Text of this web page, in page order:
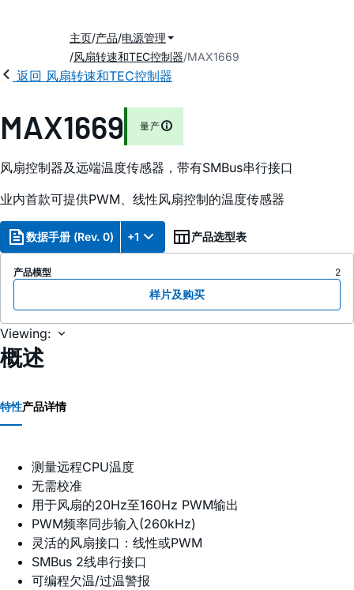
主页 产品 电源管理
风扇转速和TEC控制器 MAX1669
返回 风扇转速和TEC控制器
MAX1669 量产
风扇控制器及远端温度传感器，带有SMBus串行接口
业内首款可提供PWM、线性风扇控制的温度传感器
数据手册 (Rev. 0) +1 产品选型表
产品模型 2
样片及购买
Viewing:
概述
特性产品详情
测量远程CPU温度
无需校准
用于风扇的20Hz至160Hz PWM输出
PWM频率同步输入(260kHz)
灵活的风扇接口：线性或PWM
SMBus 2线串行接口
可编程欠温/过温警报